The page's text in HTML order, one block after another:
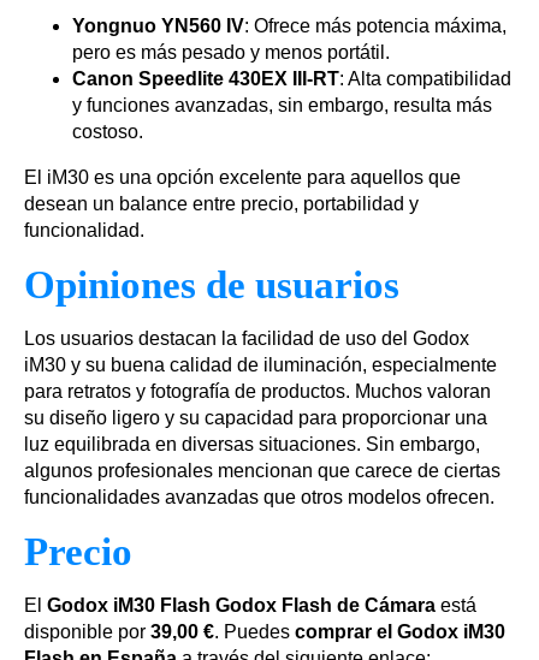
Yongnuo YN560 IV: Ofrece más potencia máxima,
pero es más pesado y menos portátil.
Canon Speedlite 430EX III-RT: Alta compatibilidad
y funciones avanzadas, sin embargo, resulta más
costoso.
El iM30 es una opción excelente para aquellos que
desean un balance entre precio, portabilidad y
funcionalidad.
Opiniones de usuarios
Los usuarios destacan la facilidad de uso del Godox
iM30 y su buena calidad de iluminación, especialmente
para retratos y fotografía de productos. Muchos valoran
su diseño ligero y su capacidad para proporcionar una
luz equilibrada en diversas situaciones. Sin embargo,
algunos profesionales mencionan que carece de ciertas
funcionalidades avanzadas que otros modelos ofrecen.
Precio
El Godox iM30 Flash Godox Flash de Cámara está
disponible por 39,00 €. Puedes comprar el Godox iM30